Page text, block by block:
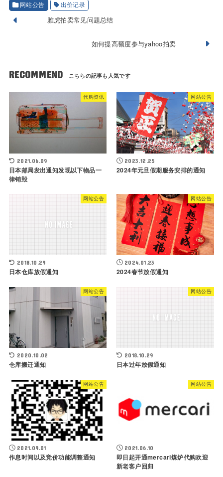
网站公告 出价记录
雅虎拍卖常见问题总结
如何提高额度参与yahoo拍卖
RECOMMEND
代购资讯
2021.06.09
日本邮局发出通知发现以下物品一
律销毁
网站公告
2023.12.25
2024年元旦假期服务安排的通知
网站公告
2018.10.29
日本仓库放假通知
网站公告
2024.01.23
2024春节放假通知
网站公告
2020.10.02
仓库搬迁通知
网站公告
2018.10.29
日本过年放假通知
网站公告
2021.09.01
作息时间以及竞价功能调整通知
网站公告
2021.06.10
即日起开通mercari煤炉代购欢迎
新老客户回归